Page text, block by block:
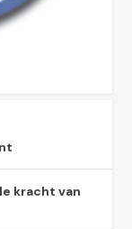
kracht van